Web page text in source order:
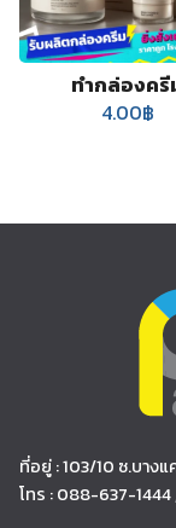
ทำกล่องครี
4.00฿
ที่อยู่ : 103/10 ซ.บาง
โทร : 088-637-